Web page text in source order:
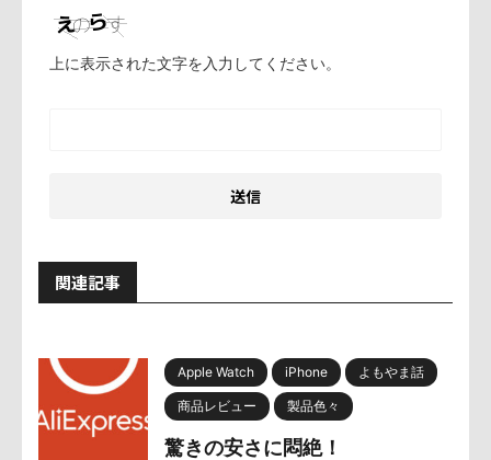
上に表示された文字を入力してください。
関連記事
Apple Watch iPhone よもやま話
商品レビュー 製品色々
驚きの安さに悶絶！